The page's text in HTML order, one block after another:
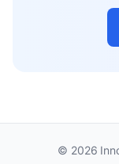
© 2026